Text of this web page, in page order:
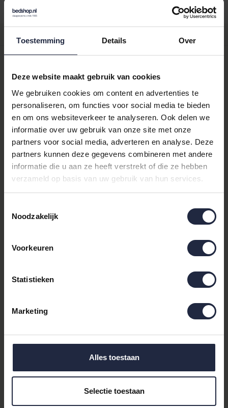
Toestemming Details Over
Deze website maakt gebruik van cookies
We gebruiken cookies om content en advertenties te
personaliseren, om functies voor social media te bieden
en om ons websiteverkeer te analyseren. Ook delen we
informatie over uw gebruik van onze site met onze
partners voor social media, adverteren en analyse. Deze
partners kunnen deze gegevens combineren met andere
informatie die u aan ze heeft verstrekt of die ze hebben
verzameld op basis van uw gebruik van hun services.
Noodzakelijk
Voorkeuren
Statistieken
Marketing
Alles toestaan
Selectie toestaan
Achteraf betalen mogelijk
Pile Badlaken – 100x150 cm
Pure luxe en ongeëvenaarde
zachtheid
De Abyss & Habidecor Super Pile collectie staat wereldwijd
bekend om zijn uitzonderlijke kwaliteit en comfort. Gemaakt van
royale gewicht van 700 g/m² zorgt voor een volle, luxueuze
ervaring bij elk gebruik. Perfect voor de veeleisende liefhebber
Materiaal: 100% Egyptisch katoen (700 g/m²)
Formaat: 100 x 150 cm
Afwerking: Gemaakt in Portugal en met de hand
afgewerkt
droger
: Combineer verschillende maten, kleuren en
producten uit de Abyss & HabidecorSuper Pile collectievoor
een harmonieuze en luxe uitstraling in de badkamer.